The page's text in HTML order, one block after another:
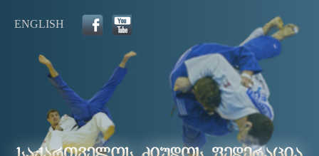
ENGLISH